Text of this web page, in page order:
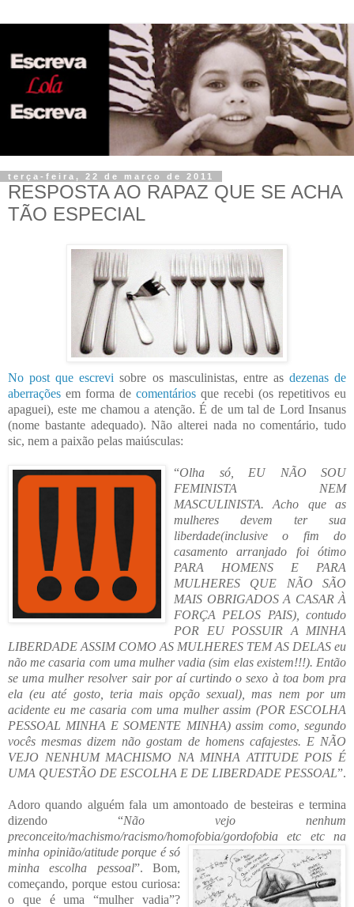
terça-feira, 22 de março de 2011
RESPOSTA AO RAPAZ QUE SE ACHA
TÃO ESPECIAL
No post que escrevi sobre os masculinistas, entre as dezenas de
aberrações em forma de comentários que recebi (os repetitivos eu
apaguei), este me chamou a atenção. É de um tal de Lord Insanus
(nome bastante adequado). Não alterei nada no comentário, tudo
sic, nem a paixão pelas maiúsculas:
“Olha só, EU NÃOSOU
FEMINISTA NEM
MASCULINISTA. Acho que as
mulheres devem tersua
liberdade(inclusive o fim do
casamento arranjado foi ótimo
PARA HOMENS E PARA
MULHERES QUE NÃO SÃO
MAIS OBRIGADOS A CASAR À
FORÇA PELOS PAIS), contudo
POR EU POSSUIR A MINHA
LIBERDADE ASSIM COMO AS MULHERES TEM AS DELAS eu
não me casaria com uma mulher vadia(sim elas existem!!!). Então
se uma mulher resolver sair por aí curtindo o sexo à toa bom pra
ela (eu até gosto, teria mais opção sexual), mas nem por um
acidente eu me casaria com uma mulher assim (POR ESCOLHA
PESSOAL MINHA E SOMENTE MINHA) assim como, segundo
vocês mesmas dizem não gostam de homens cafajestes. E NÃO
VEJO NENHUM MACHISMO NA MINHA ATITUDE POIS É
UMA QUESTÃO DE ESCOLHA E DE LIBERDADE PESSOAL”.
Adoro quando alguém fala um amontoado de besteiras e termina
dizendo “Não vejo nenhum
preconceito/machismo/racismo/homofobia/gordofobia etc etc na
minha opinião/atitudeporque é só
minha escolha pessoal”. Bom,
começando, porque estou curiosa:
o que é uma “mulher vadia”?